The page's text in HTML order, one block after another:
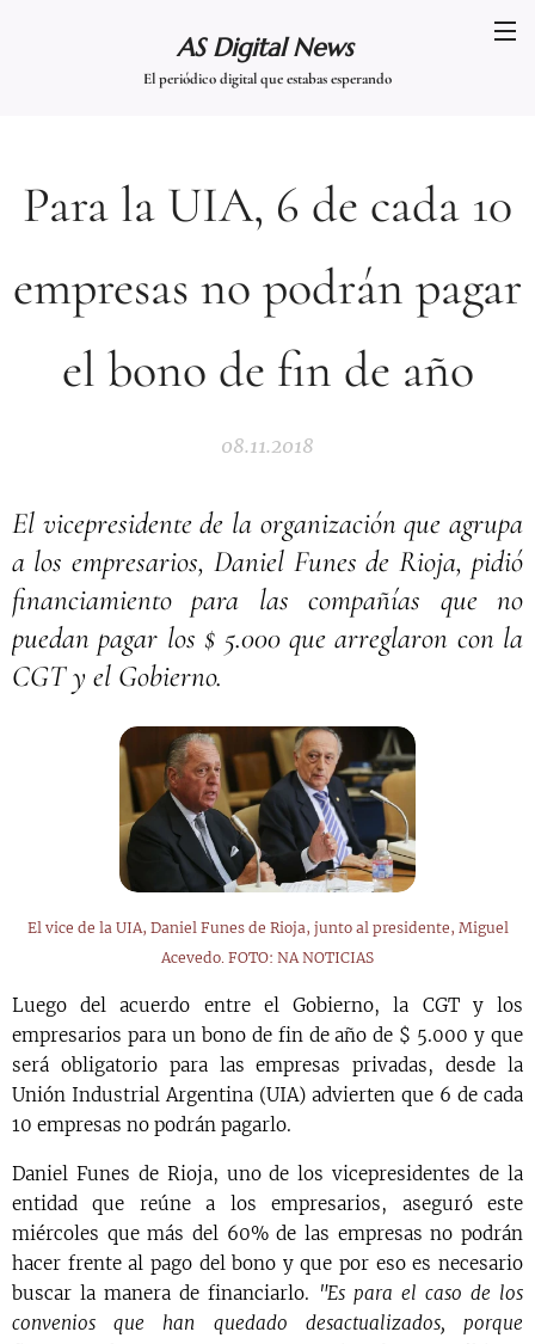
AS Digital News
El periódico digital que estabas esperando
Para la UIA, 6 de cada 10
empresas no podrán pagar
el bono de fin de año
08.11.2018
El vicepresidente de la organización que agrupa
a los empresarios, Daniel Funes de Rioja, pidió
financiamiento para las compañías que no
puedan pagar los $ 5.000 que arreglaron con la
CGT y el Gobierno.
El vice de la UIA, Daniel Funes de Rioja, junto al presidente, Miguel
Acevedo. FOTO: NA NOTICIAS
Luego del acuerdo entre el Gobierno, la CGT y los
empresarios para un bono de fin de año de $ 5.000 y que
será obligatorio para las empresas privadas, desde la
Unión Industrial Argentina (UIA) advierten que 6 de cada
10 empresas no podrán pagarlo.
Daniel Funes de Rioja, uno de los vicepresidentes de la
entidad que reúne a los empresarios, aseguró este
miércoles que más del 60% de las empresas no podrán
hacer frente al pago del bono y que por eso es necesario
buscar la manera de financiarlo. "Es para el caso de los
convenios que han quedado desactualizados, porque